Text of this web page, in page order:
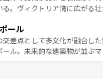
を迎えてくれるので、きっと
しい。
でリゾート気分を楽しむこと
気候は一年中温暖で、どの季節
いる。親しみやすいタイの人
そして多様な観光資源が、訪
る。ヴィクトリア湾に広がる
を訪れても感動するはず。観光
効率よく見どころを回れるの
から文化的な体験まで、香港
ール
交差点として多文化が融合し
ール。未来的な建築物が並ぶ